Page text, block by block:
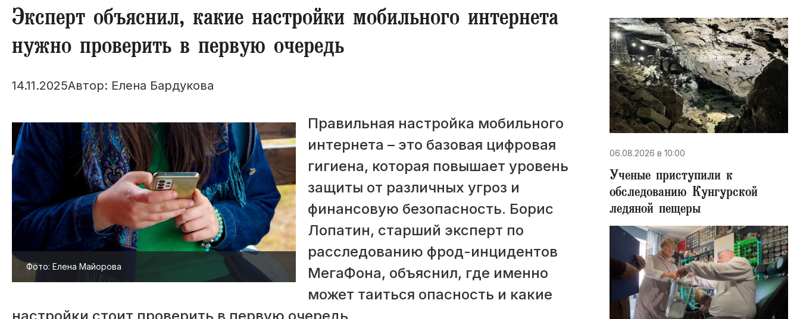
Эксперт объяснил, какие настройки мобильного интернета
нужно проверить в первую очередь
14.11.2025Автор: Елена Бардукова
Фото: Елена Майорова
Правильная настройка мобильного
интернета – это базовая цифровая
гигиена, которая повышает уровень
защиты от различных угроз и
финансовую безопасность. Борис
Лопатин, старший эксперт по
расследованию фрод-инцидентов
МегаФона, объяснил, где именно
может таиться опасность и какие
06.08.2026 в 10:00
Ученые приступили к
обследованию Кунгурской
ледяной пещеры